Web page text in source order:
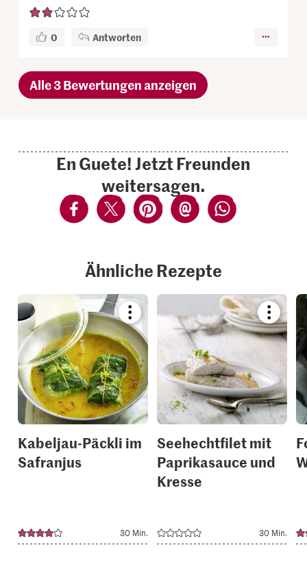
0 Antworten
Alle 3 Bewertungen anzeigen
En Guete! Jetzt Freunden
weitersagen.
Ähnliche Rezepte
Bookmark
recipe
or
add
it
to
your
collections.
Kabeljau-Päckli im
Safranjus
30 Min.
recipe
or
your
Seehechtfilet mit
Paprikasauce und
Kresse
30 Min.